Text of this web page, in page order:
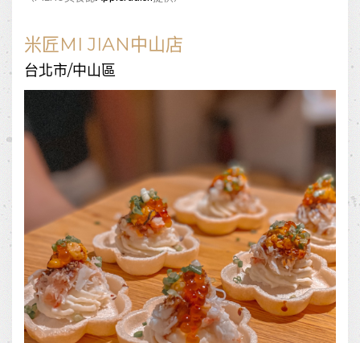
米匠MI JIAN中山店
台北市/中山區